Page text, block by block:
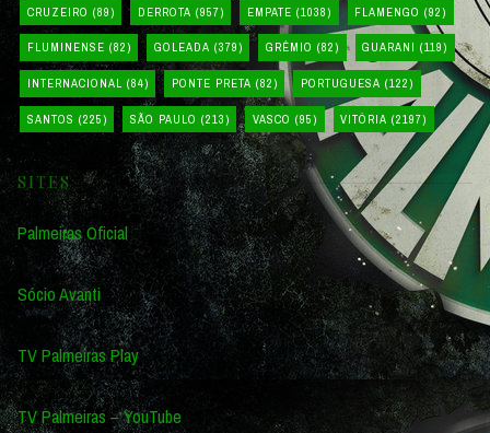
CRUZEIRO (89) DERROTA (957) EMPATE (1038) FLAMENGO (92)
FLUMINENSE (82) GOLEADA (379) GRÊMIO (82) GUARANI (119)
INTERNACIONAL (84) PONTE PRETA (82) PORTUGUESA (122)
SANTOS (225) SÃO PAULO (213) VASCO (95) VITÓRIA (2197)
SITES
Palmeiras Oficial
Sócio Avanti
TV Palmeiras Play
TV Palmeiras – YouTube